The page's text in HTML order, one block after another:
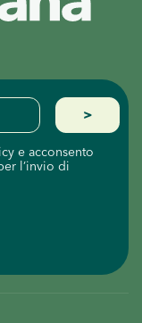
e acconsento
l’invio di